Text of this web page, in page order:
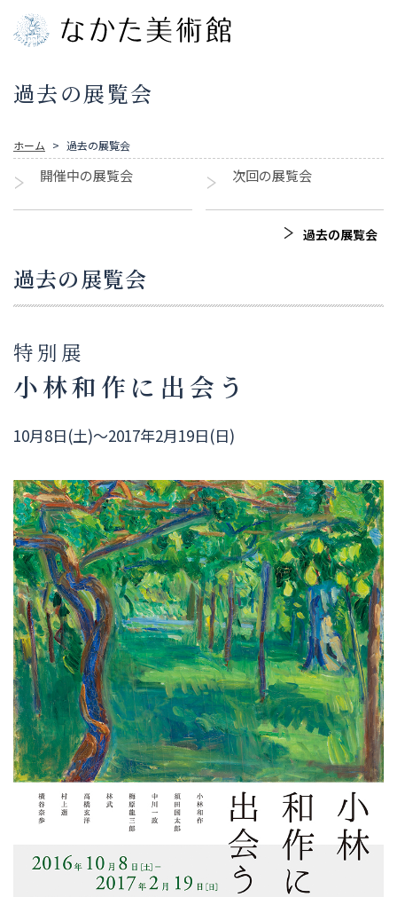
過去の展覧会
ホーム 過去の展覧会
開催中の展覧会 次回の展覧会
過去の展覧会
過去の展覧会
特別展
小林和作に出会う
10月8日(土)～2017年2月19日(日)